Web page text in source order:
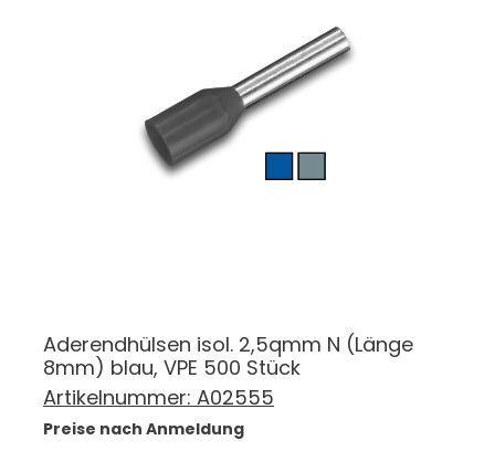
Aderendhülsen isol. 2,5qmm N (Länge
8mm) blau, VPE 500 Stück
Artikelnummer: A02555
Preise nach Anmeldung